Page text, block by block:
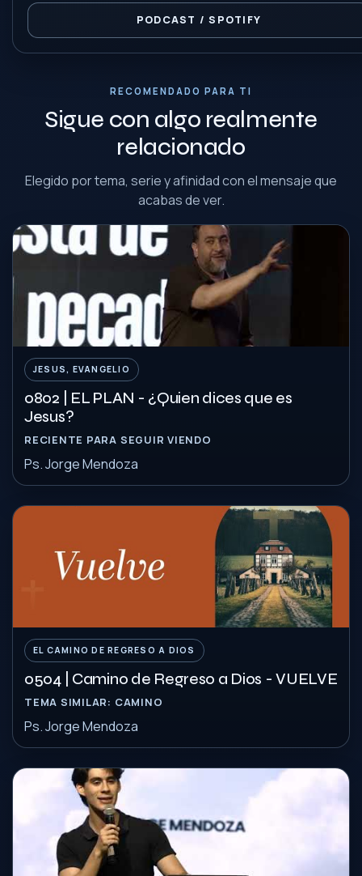
PODCAST / SPOTIFY
RECOMENDADO PARA TI
Sigue con algo realmente
relacionado
Elegido por tema, serie y afinidad con el mensaje que
acabas de ver.
JESUS, EVANGELIO
0802 | EL PLAN - ¿Quien dices que es
Jesus?
RECIENTE PARA SEGUIR VIENDO
Ps. Jorge Mendoza
EL CAMINO DE REGRESO A DIOS
0504 | Camino de Regreso a Dios - VUELVE
TEMA SIMILAR: CAMINO
Ps. Jorge Mendoza